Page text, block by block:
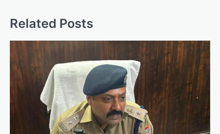
Related Posts